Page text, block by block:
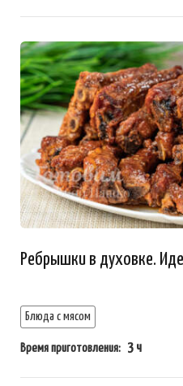
Ребрышки в духовке.
Блюда с мясом
Время приготовления: 3 ч